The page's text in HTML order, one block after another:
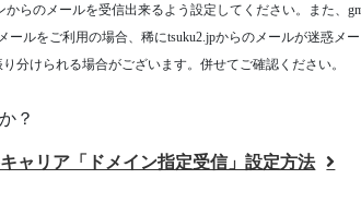
からのメールを受信出来るよう設定してください。また、
ールをご利用の場合、稀にtsuku2.jpからのメールが迷惑メー
分けられる場合がございます。併せてご確認ください。
？
キャリア「ドメイン指定受信」設定方法